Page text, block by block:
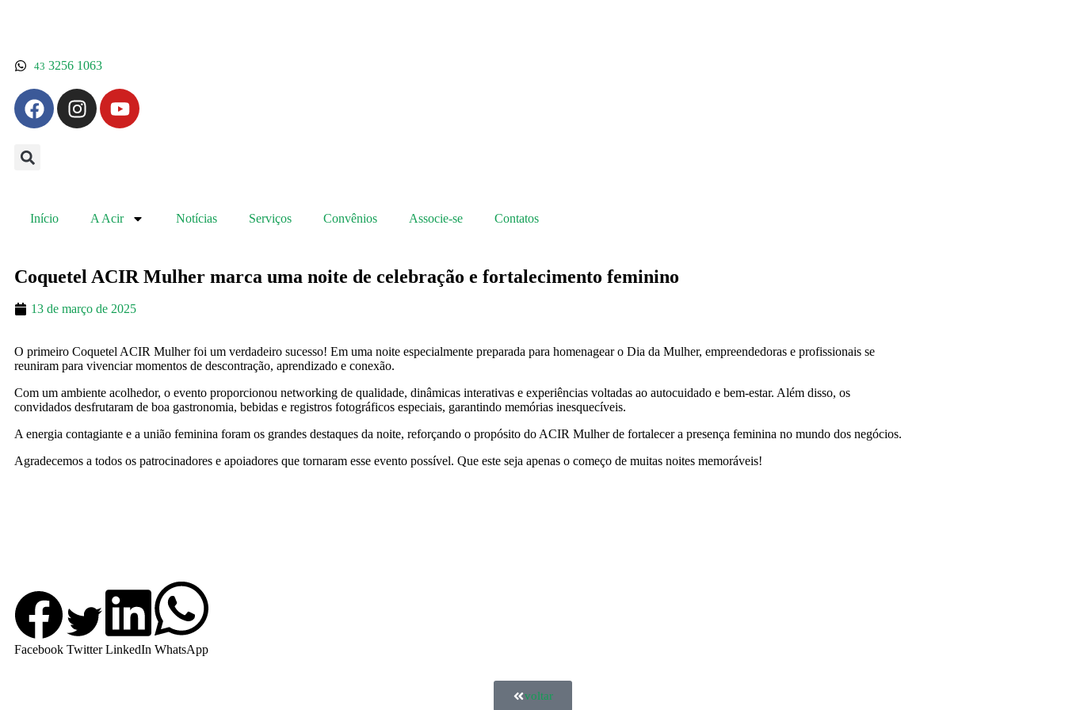
43 3256 1063
Início A Acir Notícias Serviços Convênios Associe-se Contatos
Coquetel ACIR Mulher marca uma noite de celebração e fortalecimento feminino
13 de março de 2025
O primeiro Coquetel ACIR Mulher foi um verdadeiro sucesso! Em uma noite especialmente preparada para homenagear o Dia da Mulher, empreendedoras e profissionais se
reuniram para vivenciar momentos de descontração, aprendizado e conexão.
Com um ambiente acolhedor, o evento proporcionou networking de qualidade, dinâmicas interativas e experiências voltadas ao autocuidado e bem-estar. Além disso, os
convidados desfrutaram de boa gastronomia, bebidas e registros fotográficos especiais, garantindo memórias inesquecíveis.
A energia contagiante e a união feminina foram os grandes destaques da noite, reforçando o propósito do ACIR Mulher de fortalecer a presença feminina no mundo dos negócios.
Agradecemos a todos os patrocinadores e apoiadores que tornaram esse evento possível. Que este seja apenas o começo de muitas noites memoráveis!
Facebook Twitter LinkedIn WhatsApp
voltar